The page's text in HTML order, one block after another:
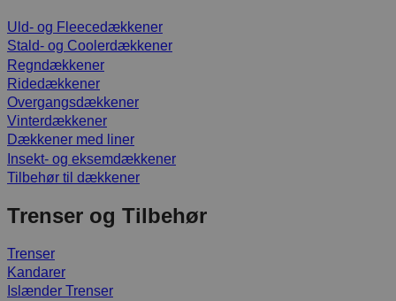
Uld- og Fleecedækkener
Stald- og Coolerdækkener
Regndækkener
Ridedækkener
Overgangsdækkener
Vinterdækkener
Dækkener med liner
Insekt- og eksemdækkener
Tilbehør til dækkener
Trenser og Tilbehør
Trenser
Kandarer
Islænder Trenser